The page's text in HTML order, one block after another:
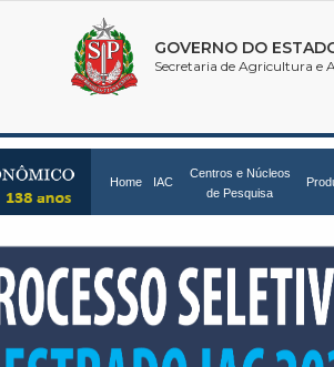
Home IAC
Centros e Núcleos
de Pesquisa